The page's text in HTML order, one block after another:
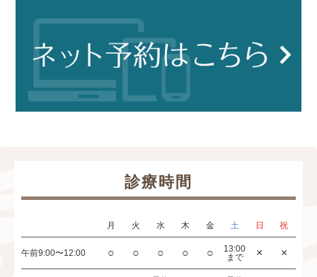
診療時間
月 火 水 木 金 土 日 祝
午前9:00〜12:00 ○ ○ ○ ○ ○
13:00
まで
× ×